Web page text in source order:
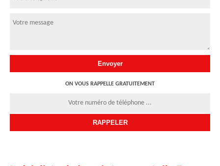
ON VOUS RAPPELLE GRATUITEMENT